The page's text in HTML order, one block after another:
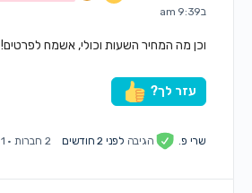
ב9:39 am
וכן מה המחיר השעות וכולי, אשמח לפרטים!
עזר לך?
שרי פ. הגיבה לפני 2 חודשים 2 חברות · 1 תגובה